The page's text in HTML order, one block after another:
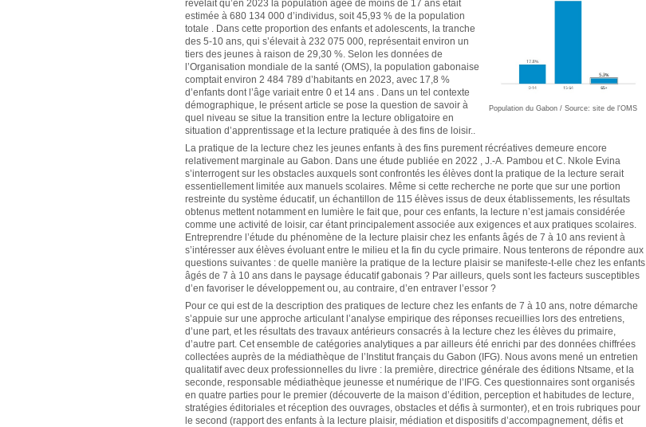
Population du Gabon / Source: site de l'OMS
révélait qu’en 2023 la population âgée de moins de 17 ans était
estimée à 680 134 000 d’individus, soit 45,93 % de la population
totale . Dans cette proportion des enfants et adolescents, la tranche
des 5-10 ans, qui s’élevait à 232 075 000, représentait environ un
tiers des jeunes à raison de 29,30 %. Selon les données de
l’Organisation mondiale de la santé (OMS), la population gabonaise
comptait environ 2 484 789 d’habitants en 2023, avec 17,8 %
d’enfants dont l’âge variait entre 0 et 14 ans . Dans un tel contexte
démographique, le présent article se pose la question de savoir à
quel niveau se situe la transition entre la lecture obligatoire en
situation d’apprentissage et la lecture pratiquée à des fins de loisir..
La pratique de la lecture chez les jeunes enfants à des fins purement récréatives demeure encore
relativement marginale au Gabon. Dans une étude publiée en 2022 , J.-A. Pambou et C. Nkole Evina
s’interrogent sur les obstacles auxquels sont confrontés les élèves dont la pratique de la lecture serait
essentiellement limitée aux manuels scolaires. Même si cette recherche ne porte que sur une portion
restreinte du système éducatif, un échantillon de 115 élèves issus de deux établissements, les résultats
obtenus mettent notamment en lumière le fait que, pour ces enfants, la lecture n’est jamais considérée
comme une activité de loisir, car étant principalement associée aux exigences et aux pratiques scolaires.
Entreprendre l’étude du phénomène de la lecture plaisir chez les enfants âgés de 7 à 10 ans revient à
s’intéresser aux élèves évoluant entre le milieu et la fin du cycle primaire. Nous tenterons de répondre aux
questions suivantes : de quelle manière la pratique de la lecture plaisir se manifeste-t-elle chez les enfants
âgés de 7 à 10 ans dans le paysage éducatif gabonais ? Par ailleurs, quels sont les facteurs susceptibles
d’en favoriser le développement ou, au contraire, d’en entraver l’essor ?
Pour ce qui est de la description des pratiques de lecture chez les enfants de 7 à 10 ans, notre démarche
s’appuie sur une approche articulant l’analyse empirique des réponses recueillies lors des entretiens,
d’une part, et les résultats des travaux antérieurs consacrés à la lecture chez les élèves du primaire,
d’autre part. Cet ensemble de catégories analytiques a par ailleurs été enrichi par des données chiffrées
collectées auprès de la médiathèque de l’Institut français du Gabon (IFG). Nous avons mené un entretien
qualitatif avec deux professionnelles du livre : la première, directrice générale des éditions Ntsame, et la
seconde, responsable médiathèque jeunesse et numérique de l’IFG. Ces questionnaires sont organisés
en quatre parties pour le premier (découverte de la maison d’édition, perception et habitudes de lecture,
stratégies éditoriales et réception des ouvrages, obstacles et défis à surmonter), et en trois rubriques pour
le second (rapport des enfants à la lecture plaisir, médiation et dispositifs d’accompagnement, défis et